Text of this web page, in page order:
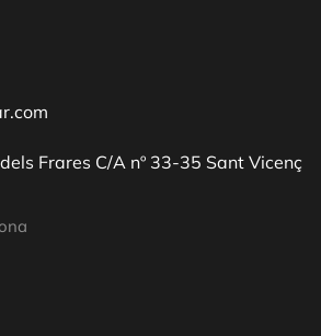
Frares C/A nº 33-35 Sant Vicenç